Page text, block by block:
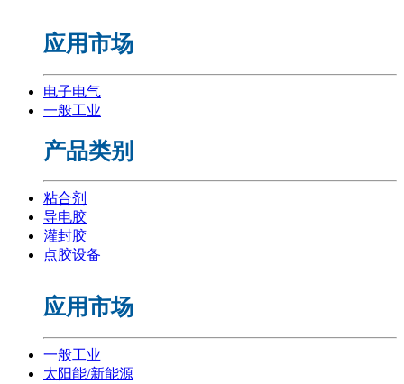
应用市场
电子电气
一般工业
产品类别
粘合剂
导电胶
灌封胶
点胶设备
应用市场
一般工业
太阳能/新能源